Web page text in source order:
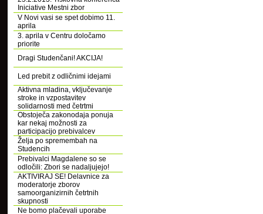
Iniciative Mestni zbor
V Novi vasi se spet dobimo 11.
aprila
3. aprila v Centru določamo
priorite
Dragi Studenčani! AKCIJA!
Led prebit z odličnimi idejami
Aktivna mladina, vključevanje
stroke in vzpostavitev
solidarnosti med četrtmi
Obstoječa zakonodaja ponuja
kar nekaj možnosti za
participacijo prebivalcev
Želja po spremembah na
Studencih
Prebivalci Magdalene so se
odločili: Zbori se nadaljujejo!
AKTIVIRAJ SE! Delavnice za
moderatorje zborov
samoorganizirnih četrtnih
skupnosti
Ne bomo plačevali uporabe